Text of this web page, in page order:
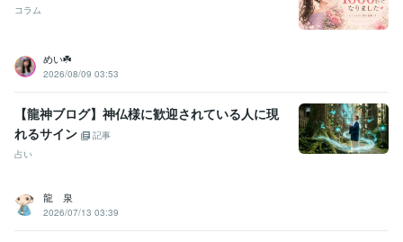
コラム
めい☘️
2026/08/09 03:53
【龍神ブログ】神仏様に歓迎されている人に現
れるサイン
記事
占い
龍 泉
2026/07/13 03:39